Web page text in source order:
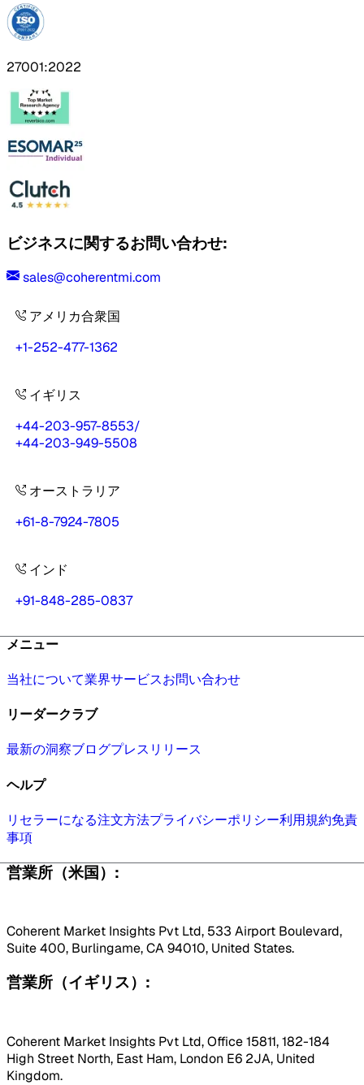
27001:2022
ビジネスに関するお問い合わせ:
sales@coherentmi.com
アメリカ合衆国
+1-252-477-1362
イギリス
+44-203-957-8553/
+44-203-949-5508
オーストラリア
+61-8-7924-7805
インド
+91-848-285-0837
メニュー
当社について業界サービスお問い合わせ
リーダークラブ
最新の洞察ブログプレスリリース
ヘルプ
リセラーになる注文方法プライバシーポリシー利用規約免責
事項
営業所（米国）:
Coherent Market Insights Pvt Ltd, 533 Airport Boulevard,
Suite 400, Burlingame, CA 94010, United States.
営業所（イギリス）:
Coherent Market Insights Pvt Ltd, Office 15811, 182-184
High Street North, East Ham, London E6 2JA, United
Kingdom.